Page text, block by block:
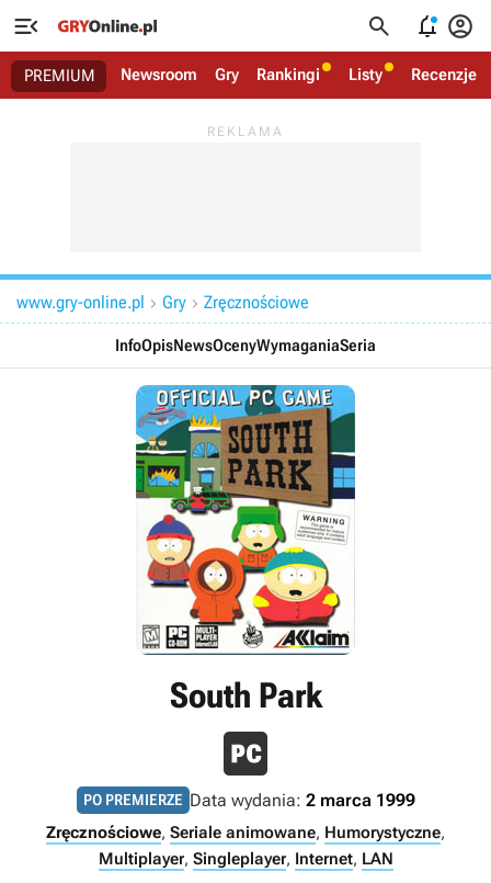
   
PREMIUM Newsroom Gry Rankingi Listy Recenzje
www.gry-online.pl  Gry  Zręcznościowe
InfoOpisNewsOcenyWymaganiaSeria
South Park
PO PREMIERZE Data wydania: 2 marca 1999
Zręcznościowe, Seriale animowane, Humorystyczne,
Multiplayer, Singleplayer, Internet, LAN